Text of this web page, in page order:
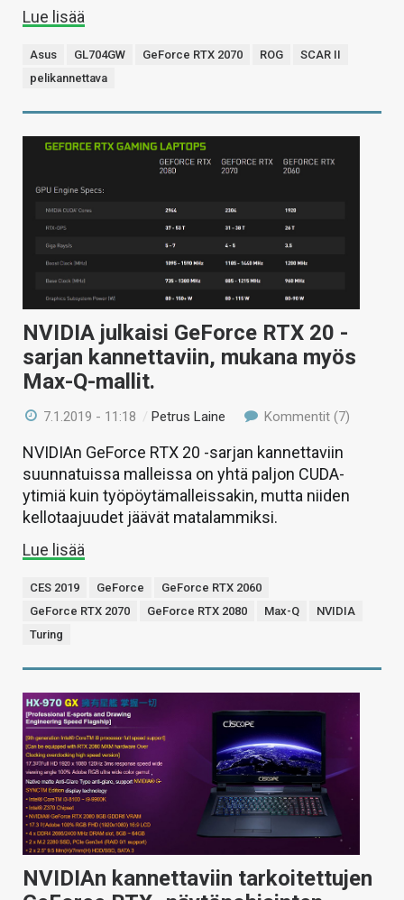
Lue lisää
Asus GL704GW GeForce RTX 2070 ROG
SCAR II
pelikannettava
NVIDIA julkaisi GeForce RTX 20 -
sarjan kannettaviin, mukana myös
Max-Q-mallit.
7.1.2019 - 11:18 /Petrus Laine Kommentit (7)
NVIDIAn GeForce RTX 20 -sarjan kannettaviin
suunnatuissa malleissa on yhtä paljon CUDA-
ytimiä kuin työpöytämalleissakin, mutta niiden
kellotaajuudet jäävät matalammiksi.
Lue lisää
CES 2019 GeForce
GeForce RTX 2060
GeForce RTX 2070
GeForce RTX 2080 Max-Q
NVIDIA
Turing
NVIDIAn kannettaviin tarkoitettujen